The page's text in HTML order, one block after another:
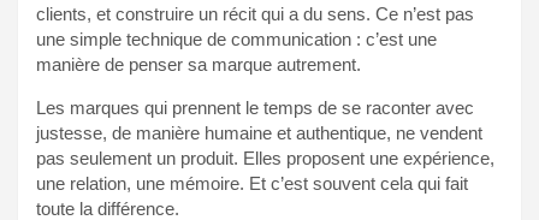
clients, et construire un récit qui a du sens. Ce n’est pas
une simple technique de communication : c’est une
manière de penser sa marque autrement.
Les marques qui prennent le temps de se raconter avec
justesse, de manière humaine et authentique, ne vendent
pas seulement un produit. Elles proposent une expérience,
une relation, une mémoire. Et c’est souvent cela qui fait
toute la différence.